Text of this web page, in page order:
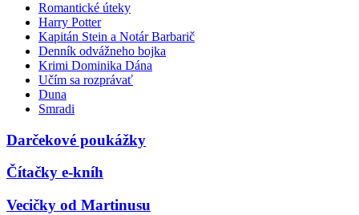
Romantické úteky
Harry Potter
Kapitán Stein a Notár Barbarič
Denník odvážneho bojka
Krimi Dominika Dána
Učím sa rozprávať
Duna
Smradi
Darčekové poukážky
Čítačky e-kníh
Vecičky od Martinusu